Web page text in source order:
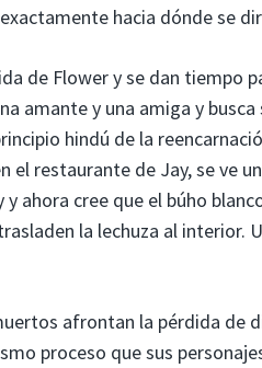
hacia dónde se
de Flower y se dan tiempo
amante y una amiga y
hindú de la
el restaurante de Jay, se ve
ahora cree que el búho
la lechuza al interior.
afrontan la pérdida de
proceso que sus